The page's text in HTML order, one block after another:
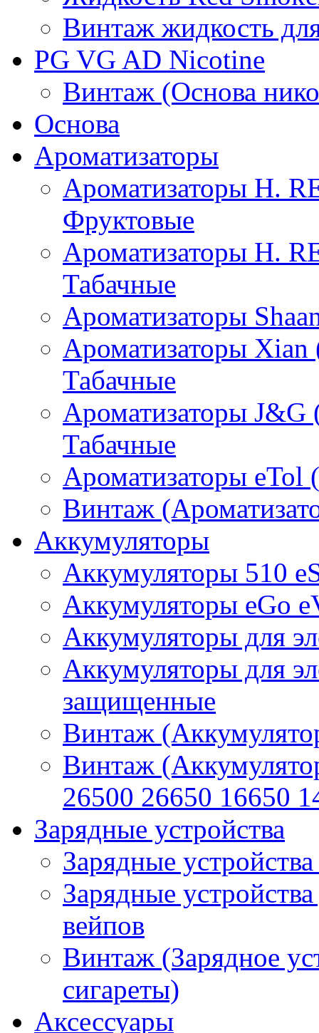
Винтаж жидкость
PG VG AD Nicotine
Винтаж (Основа
Основа
Ароматизаторы
Ароматизаторы H.
Фруктовые
Ароматизаторы H.
Табачные
Ароматизаторы
Ароматизаторы
Табачные
Ароматизаторы
Табачные
Ароматизаторы eTol
Винтаж
Аккумуляторы
Аккумуляторы 510
Аккумуляторы eGo
Аккумуляторы для
Аккумуляторы для
защищенные
Винтаж
Винтаж
26500 26650 16650
Зарядные устройства
Зарядные
Зарядные
вейпов
Винтаж (Зарядное
сигареты)
Аксессуары